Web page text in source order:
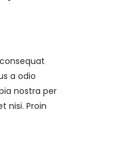
a odio
nostra per
nisi. Proin